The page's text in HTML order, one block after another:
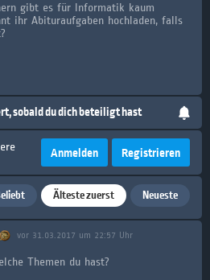
gibt es für Informatik kaum
ihr Abituraufgaben hochladen, falls
sobald du dich beteiligt hast
Anmelden Registrieren
Älteste zuerst Neueste
vor 31.03.2017 um 22:57 Uhr
Themen du hast?